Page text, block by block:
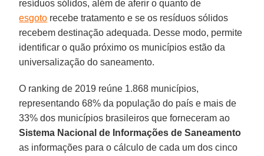
resíduos sólidos, além de aferir o quanto de
esgoto recebe tratamento e se os resíduos sólidos
recebem destinação adequada. Desse modo, permite
identificar o quão próximo os municípios estão da
universalização do saneamento.
O ranking de 2019 reúne 1.868 municípios,
representando 68% da população do país e mais de
33% dos municípios brasileiros que forneceram ao
Sistema Nacional de Informações de Saneamento
as informações para o cálculo de cada um dos cinco